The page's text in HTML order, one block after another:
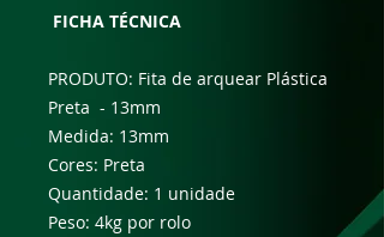
FICHA TÉCNICA
PRODUTO: Fita de arquear Plástica
Preta - 13mm
Medida: 13mm
Cores: Preta
Quantidade: 1 unidade
Peso: 4kg por rolo